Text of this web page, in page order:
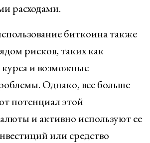
расходами.
биткоина также
рисков, таких как
курса и возможные
Однако, все больше
потенциал этой
и активно используют ее
или средство